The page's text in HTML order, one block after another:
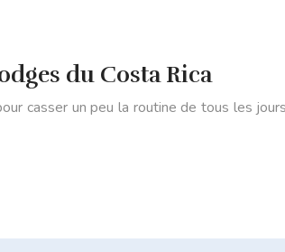
du Costa Rica
casser un peu la routine de tous les